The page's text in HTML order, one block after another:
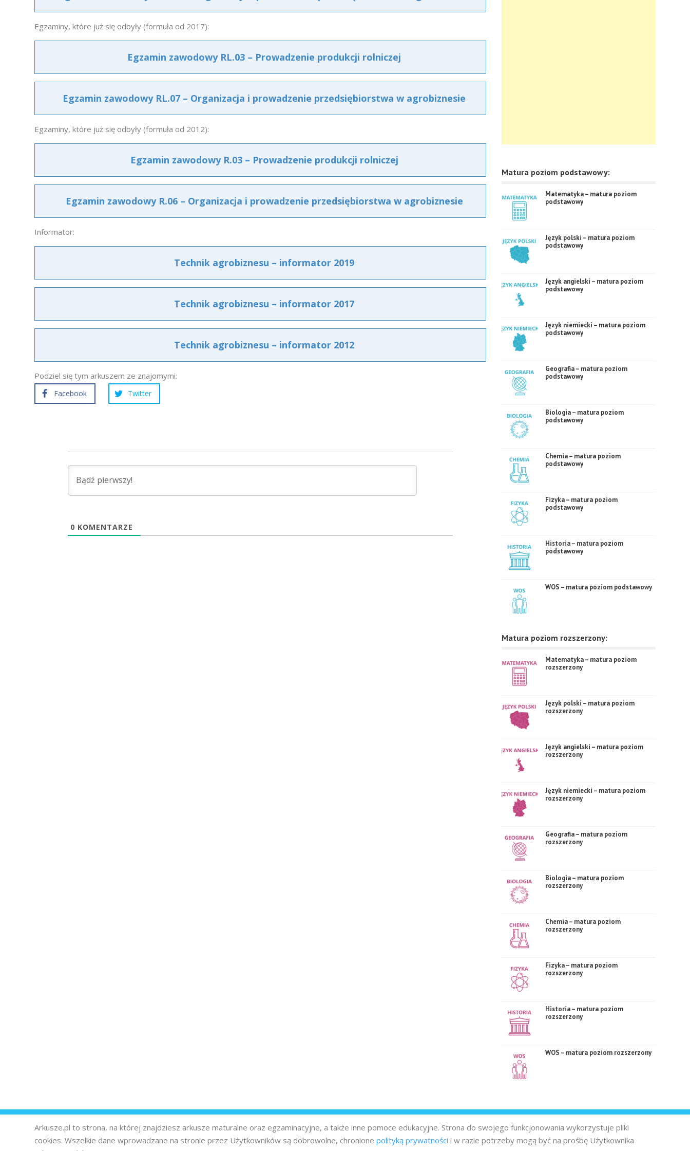
Egzaminy, które już się odbyły (formuła od 2017):
Egzamin zawodowy RL.03 – Prowadzenie produkcji rolniczej
Egzamin zawodowy RL.07 – Organizacja i prowadzenie przedsiębiorstwa w agrobiznesie
Egzaminy, które już się odbyły (formuła od 2012):
Egzamin zawodowy R.03 – Prowadzenie produkcji rolniczej
Egzamin zawodowy R.06 – Organizacja i prowadzenie przedsiębiorstwa w agrobiznesie
Informator:
Technik agrobiznesu – informator 2019
Technik agrobiznesu – informator 2017
Technik agrobiznesu – informator 2012
Podziel się tym arkuszem ze znajomymi:
Facebook Twitter
0 KOMENTARZE
Matura poziom podstawowy:
Matematyka – matura poziom
podstawowy
Język polski – matura poziom
podstawowy
Język angielski – matura poziom
podstawowy
Język niemiecki – matura poziom
podstawowy
Geografia – matura poziom
podstawowy
Biologia – matura poziom
podstawowy
Chemia – matura poziom
podstawowy
Fizyka – matura poziom
podstawowy
Historia – matura poziom
podstawowy
WOS – matura poziom podstawowy
Matura poziom rozszerzony:
Matematyka – matura poziom
rozszerzony
Język polski – matura poziom
rozszerzony
Język angielski – matura poziom
rozszerzony
Język niemiecki – matura poziom
rozszerzony
Geografia – matura poziom
rozszerzony
Biologia – matura poziom
rozszerzony
Chemia – matura poziom
rozszerzony
Fizyka – matura poziom
rozszerzony
Historia – matura poziom
rozszerzony
WOS – matura poziom rozszerzony
Arkusze.pl to strona, na której znajdziesz arkusze maturalne oraz egzaminacyjne, a także inne pomoce edukacyjne. Strona do swojego funkcjonowania wykorzystuje pliki
cookies. Wszelkie dane wprowadzane na stronie przez Użytkowników są dobrowolne, chronione polityką prywatności i w razie potrzeby mogą być na prośbę Użytkownika